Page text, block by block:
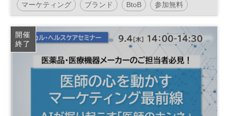
マーケティング ブランド BtoB 参加無料
開催
終了